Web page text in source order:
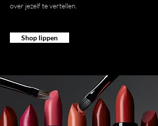
over jezelf te vertellen.
Shop lippen